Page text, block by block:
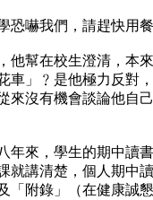
恐嚇我們，請趕快用
他幫在校生澄清，本
車」﹖是他極力反對
來沒有機會談論他自
年來，學生的期中讀
就講清楚，個人期中
「附錄」（在健康誠